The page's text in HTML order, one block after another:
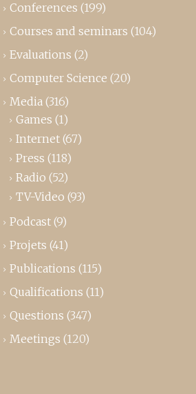
Conferences (199)
Courses and seminars (104)
Evaluations (2)
Computer Science (20)
Media (316)
Games (1)
Internet (67)
Press (118)
Radio (52)
TV-Video (93)
Podcast (9)
Projets (41)
Publications (115)
Qualifications (11)
Questions (347)
Meetings (120)